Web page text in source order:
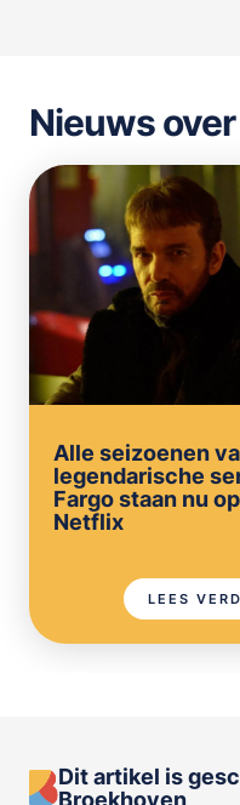
Nieuws
Alle seizoenen
legendarische
Fargo staan nu op
Netflix
LEES
Dit artikel is
Broekhoven